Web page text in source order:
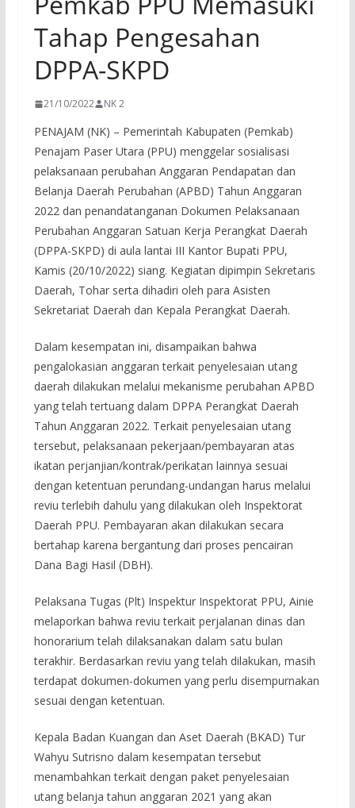
Tahap Pengesahan
DPPA-SKPD
21/10/2022 NK 2
PENAJAM (NK) – Pemerintah Kabupaten (Pemkab)
Penajam Paser Utara (PPU) menggelar sosialisasi
pelaksanaan perubahan Anggaran Pendapatan dan
Belanja Daerah Perubahan (APBD) Tahun Anggaran
2022 dan penandatanganan Dokumen Pelaksanaan
Perubahan Anggaran Satuan Kerja Perangkat Daerah
(DPPA-SKPD) di aula lantai III Kantor Bupati PPU,
Kamis (20/10/2022) siang. Kegiatan dipimpin Sekretaris
Daerah, Tohar serta dihadiri oleh para Asisten
Sekretariat Daerah dan Kepala Perangkat Daerah.
Dalam kesempatan ini, disampaikan bahwa
pengalokasian anggaran terkait penyelesaian utang
daerah dilakukan melalui mekanisme perubahan APBD
yang telah tertuang dalam DPPA Perangkat Daerah
Tahun Anggaran 2022. Terkait penyelesaian utang
tersebut, pelaksanaan pekerjaan/pembayaran atas
ikatan perjanjian/kontrak/perikatan lainnya sesuai
dengan ketentuan perundang-undangan harus melalui
reviu terlebih dahulu yang dilakukan oleh Inspektorat
Daerah PPU. Pembayaran akan dilakukan secara
bertahap karena bergantung dari proses pencairan
Dana Bagi Hasil (DBH).
Pelaksana Tugas (Plt) Inspektur Inspektorat PPU, Ainie
melaporkan bahwa reviu terkait perjalanan dinas dan
honorarium telah dilaksanakan dalam satu bulan
terakhir. Berdasarkan reviu yang telah dilakukan, masih
terdapat dokumen-dokumen yang perlu disempurnakan
sesuai dengan ketentuan.
Kepala Badan Kuangan dan Aset Daerah (BKAD) Tur
Wahyu Sutrisno dalam kesempatan tersebut
menambahkan terkait dengan paket penyelesaian
utang belanja tahun anggaran 2021 yang akan